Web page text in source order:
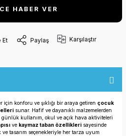
HABER VER
Et Paylaş Karşılaştır
için konforu ve şıklığı bir araya getiren çocuk
sunar. Hafif ve dayanıklı malzemelerden
, günlük kullanım, okul ve açık hava aktiviteleri
ve kaymaz taban özellikleri sayesinde
tasarım seçenekleriyle her tarza uyum